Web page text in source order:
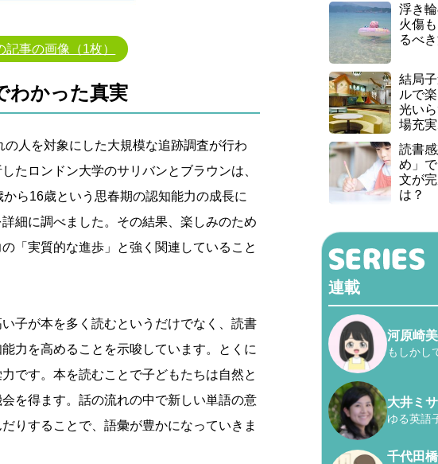
記事の画像（1枚）
わかった真実
人を対象にした大規模な追跡調査が行わ
たロンドン大学のサリバンとブラウンは、
ら16歳という思春期の認知能力の成長に
細に調べました。その結果、楽しみのため
「実質的な進歩」と強く関連していること
子が本を多く読むというだけでなく、読書
力を高めることを示唆しています。とくに
です。本を読むことで子どもたちは自然と
を得ます。話の流れの中で新しい単語の意
りすることで、語彙が豊かになっていきま
浮き
火傷
るべ
結局
ルで
光い
場充
読書
め」
文が
は？
連載
河原崎
もしかし
大井ミ
ゆる英語
千代田